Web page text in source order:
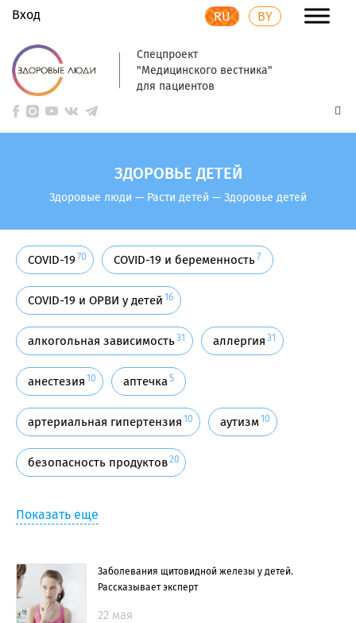
Вход RU BY
Спецпроект
"Медицинского вестника"
для пациентов
ЗДОРОВЬЕ ДЕТЕЙ
Здоровые люди — Расти детей — Здоровье детей
COVID-19 70 COVID-19 и беременность7
COVID-19 и ОРВИ у детей 16
алкогольная зависимость31 аллергия 31
анестезия 10 аптечка5
артериальная гипертензия 10 аутизм10
безопасность продуктов20
Показать еще
Заболевания щитовидной железы у детей.
Рассказывает эксперт
22 мая